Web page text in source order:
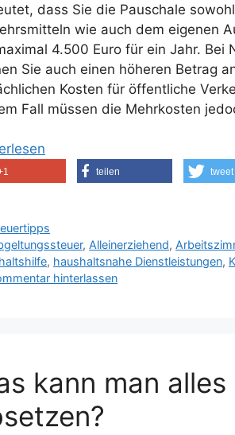
dass Sie die Pauschale
wie auch dem eigenen
4.500 Euro für ein Jahr. Bei
Sie auch einen höheren Betrag
Kosten für öffentliche
Fall müssen die Mehrkosten
teilen tweet
, Alleinerziehend,
, haushaltsnahe Dienstleistungen,
hinterlassen
kann man